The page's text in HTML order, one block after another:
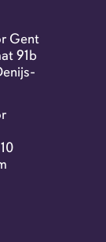
Gent
91b